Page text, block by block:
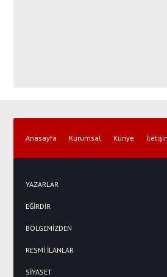
Anasayfa Kurumsal Künye
YAZARLAR
EĞİRDİR
BÖLGEMİZDEN
RESMİ İLANLAR
SİYASET